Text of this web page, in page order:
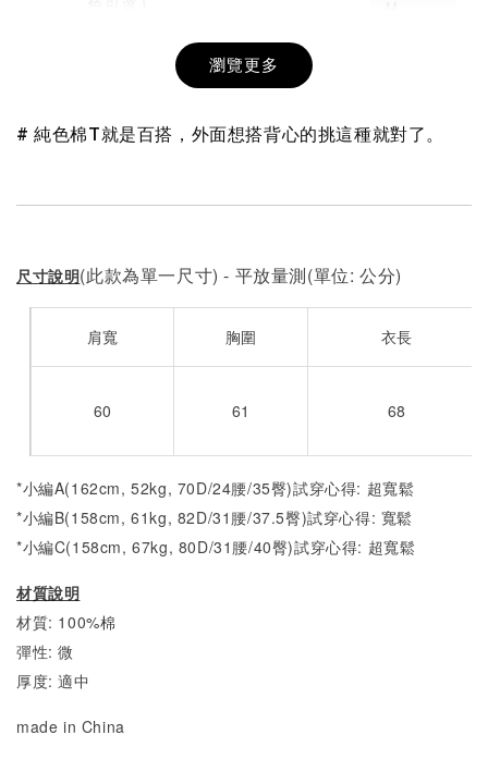
+NT$ 190
-
瀏覽更多
# 純色棉T就是百搭，外面想搭背心的挑這種就對了。
尺寸說明(此款為單一尺寸) - 平放量測(單位: 公分)
肩寬 胸圍 衣長
60 61 68
*小編A(162cm, 52kg, 70D/24腰/35臀)試穿心得: 超寬鬆
*小編B(158cm, 61kg, 82D/31腰/37.5臀)試穿心得: 寬鬆
*小編C(158cm, 67kg, 80D/31腰/40臀)試穿心得: 超寬鬆
材質說明
材質: 100%棉
彈性: 微
厚度: 適中
made in China